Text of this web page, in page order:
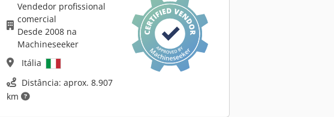
Vendedor profissional
comercial
Desde 2008 na
Machineseeker
Itália
Distância: aprox. 8.907
km